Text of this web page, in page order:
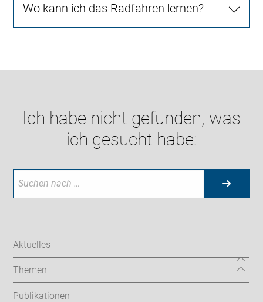
Wo kann ich das Radfahren lernen?
Ich habe nicht gefunden, was
ich gesucht habe:
Aktuelles
Themen
Publikationen